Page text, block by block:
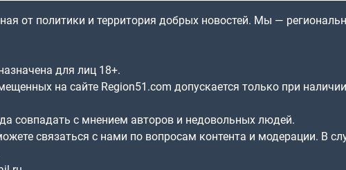
фестиваль «Гольфстрим»
от политики и территория добрых новостей. Мы —
для лиц 18+.
на сайте Region51.com допускается только при
совпадать с мнением авторов и недовольных людей.
связаться с нами по вопросам контента и модерации. В